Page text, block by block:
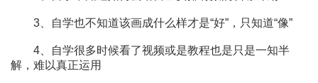
3、自学也不知道该画成什么样才是“好”，只知道“像”
4、自学很多时候看了视频或是教程也是只是一知半
解，难以真正运用